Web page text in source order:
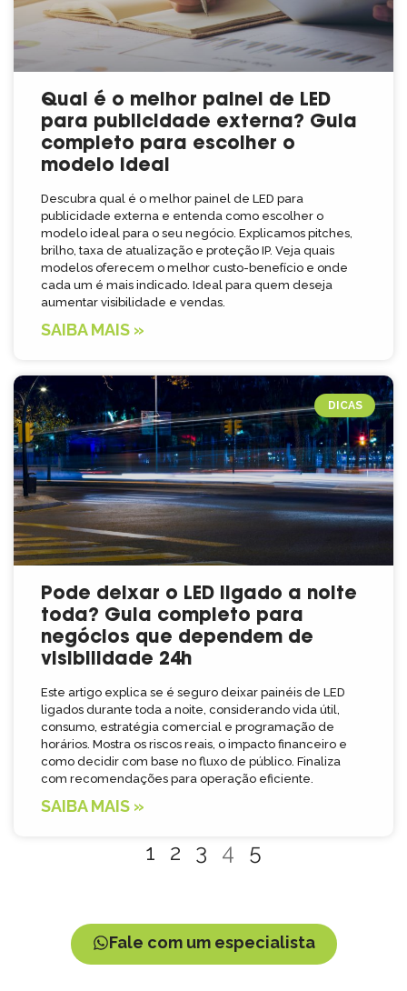
Qual é o melhor painel de LED
para publicidade externa? Guia
completo para escolher o
modelo ideal
Descubra qual é o melhor painel de LED para
publicidade externa e entenda como escolher o
modelo ideal para o seu negócio. Explicamos pitches,
brilho, taxa de atualização e proteção IP. Veja quais
modelos oferecem o melhor custo-benefício e onde
cada um é mais indicado. Ideal para quem deseja
aumentar visibilidade e vendas.
SAIBA MAIS »
DICAS
Pode deixar o LED ligado a noite
toda? Guia completo para
negócios que dependem de
visibilidade 24h
Este artigo explica se é seguro deixar painéis de LED
ligados durante toda a noite, considerando vida útil,
consumo, estratégia comercial e programação de
horários. Mostra os riscos reais, o impacto financeiro e
como decidir com base no fluxo de público. Finaliza
com recomendações para operação eficiente.
SAIBA MAIS »
1 2 3 4 5
Fale com um especialista